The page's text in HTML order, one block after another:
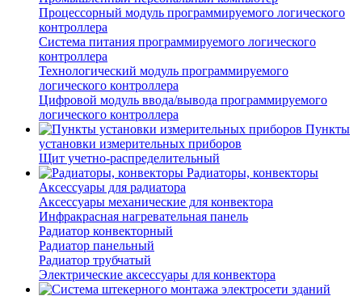
Процессорный модуль программируемого логического
контроллера
Система питания программируемого логического
контроллера
Технологический модуль программируемого
логического контроллера
Цифровой модуль ввода/вывода программируемого
логического контроллера
Пункты
установки измерительных приборов
Щит учетно-распределительный
Радиаторы, конвекторы
Аксессуары для радиатора
Аксессуары механические для конвектора
Инфракрасная нагревательная панель
Радиатор конвекторный
Радиатор панельный
Радиатор трубчатый
Электрические аксессуары для конвектора